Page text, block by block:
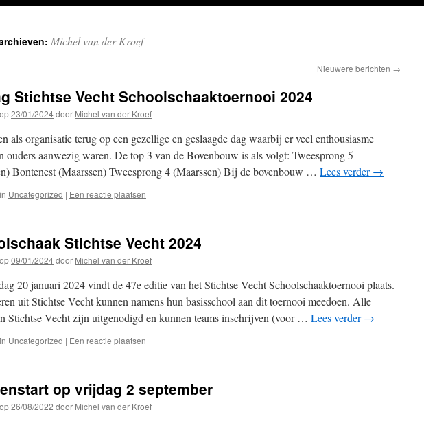
Michel van der Kroef
Nieuwere berichten →
Stichtse Vecht Schoolschaaktoernooi 2024
23/01/2024door Michel van der Kroef
als organisatie terug op een gezellige en geslaagde dag waarbij er veel enthousiasme
ouders aanwezig waren. De top 3 van de Bovenbouw is als volgt: Tweesprong 5
Bontenest (Maarssen) Tweesprong 4 (Maarssen) Bij de bovenbouw … Lees verder→
Uncategorized | Een reactie plaatsen
Stichtse Vecht 2024
09/01/2024door Michel van der Kroef
20 januari 2024 vindt de 47e editie van het Stichtse Vecht Schoolschaaktoernooi plaats.
uit Stichtse Vecht kunnen namens hun basisschool aan dit toernooi meedoen. Alle
Stichtse Vecht zijn uitgenodigd en kunnen teams inschrijven (voor … Lees verder→
Uncategorized | Een reactie plaatsen
op vrijdag 2 september
26/08/2022 door Michel van der Kroef